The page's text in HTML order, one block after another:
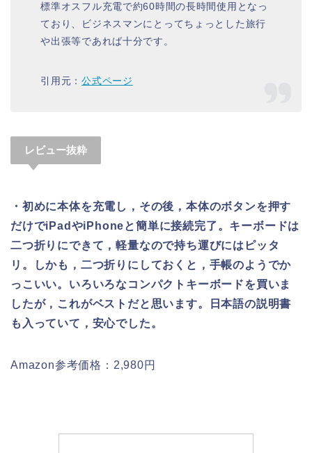
標準オスフル充電で約60時間の長時間使用となっ
ており、ビジネスマンにとってちょっとした旅行
や出張等であれば十分です。
引用元：公式ページ
レビュー抜粋
・初めに本体を充電し，その後，本体のボタンを押す
だけでiPadやiPhoneと簡単に接続完了。キーボードは
二つ折りにできて，軽量なので持ち運びにはピッタ
リ。しかも，二つ折りにしておくと，手帳のようでか
っこいい。いろいろなコンパクトキーボードを買いま
したが，これがベストだと思います。日本語の説明書
も入っていて，安心でした。
Amazon参考価格：2,980円